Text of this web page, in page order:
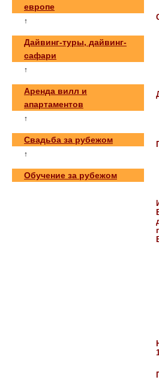
европе
↑
Дайвинг-туры, дайвинг-
сафари
↑
Аренда вилл и
апартаментов
↑
Свадьба за рубежом
↑
Обучение за рубежом